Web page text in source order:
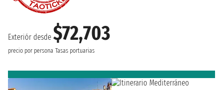
Exteriór desde $72,703
precio por persona Tasas portuarias